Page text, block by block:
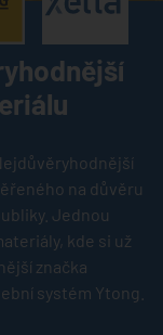
na důvěru
Jednou
kde si už
značka
systém Ytong.